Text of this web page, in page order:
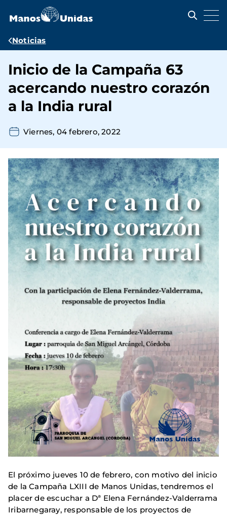
contenido
Ruta
navegación
Noticias
Inicio de la Campaña 63
acercando nuestro corazón
a la India rural
Viernes, 04 febrero, 2022
El próximo jueves 10 de febrero, con motivo del inicio
de la Campaña LXIII de Manos Unidas, tendremos el
placer de escuchar a Dª Elena Fernández-Valderrama
Iribarnegaray, responsable de los proyectos de